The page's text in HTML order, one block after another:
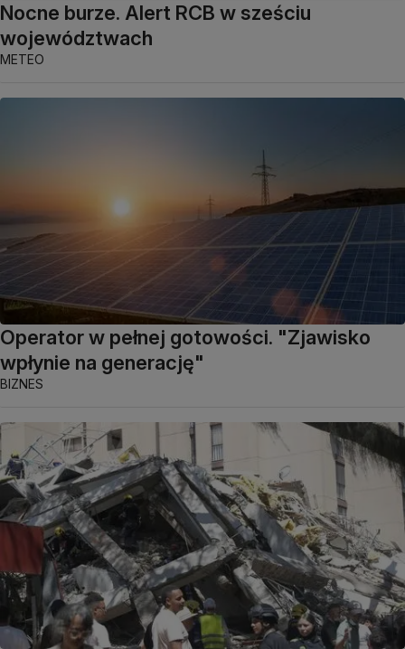
Nocne burze. Alert RCB w sześciu
województwach
METEO
Operator w pełnej gotowości. "Zjawisko
wpłynie na generację"
BIZNES